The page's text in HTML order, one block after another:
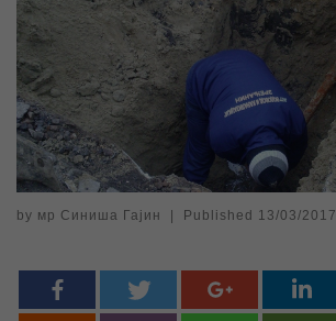
by мр Синиша Гајин Published 13/03/2017